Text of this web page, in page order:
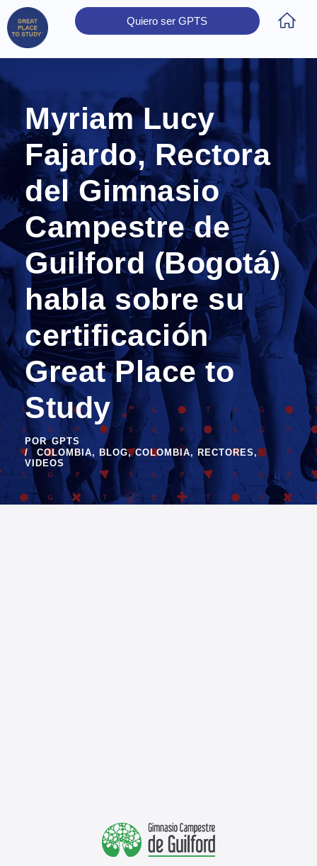
Quiero ser GPTS
Myriam Lucy
Fajardo, Rectora
del Gimnasio
Campestre de
Guilford (Bogotá)
habla sobre su
certificación
Great Place to
Study
POR GPTS
COLOMBIA, BLOG, COLOMBIA, RECTORES,
VIDEOS